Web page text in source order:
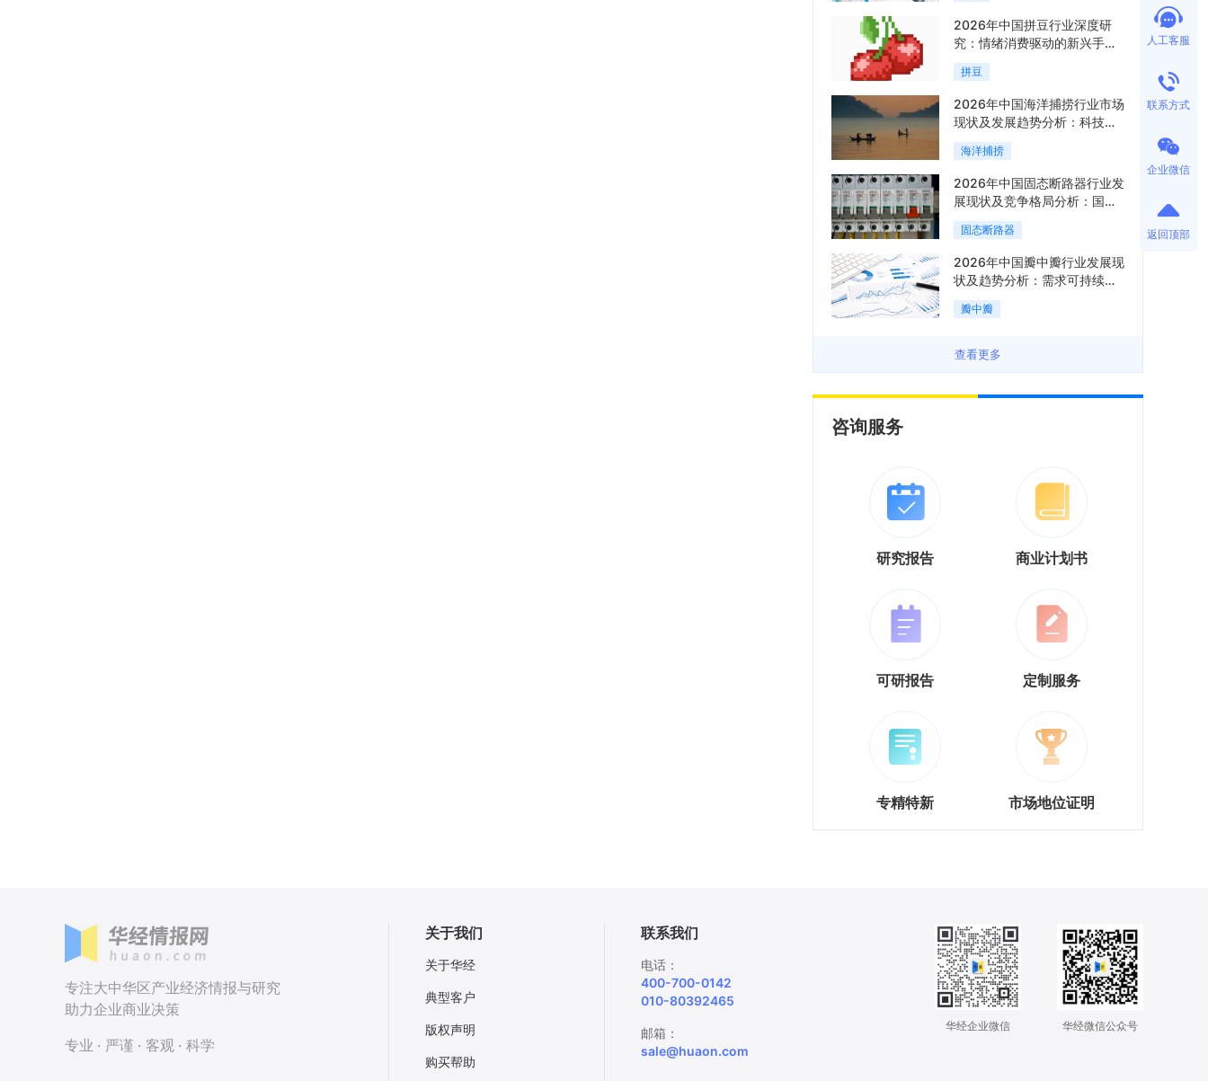
2026年中国拼豆行业深度研
究：情绪消费驱动的新兴手工
赛道「图」
拼豆
2026年中国海洋捕捞行业市场
现状及发展趋势分析：科技赋
能与智能化转型加速「图」
海洋捕捞
2026年中国固态断路器行业发
展现状及竞争格局分析：国际
巨头领跑技术，国内企业加速
追赶「图」
固态断路器
2026年中国瓣中瓣行业发展现
状及趋势分析：需求可持续释
放，市场发展前景良好「图」
瓣中瓣
查看更多
咨询服务
研究报告 商业计划书
可研报告 定制服务
专精特新 市场地位证明
人工客服
联系方式
企业微信
返回顶部
专注大中华区产业经济情报与研究
助力企业商业决策
专业 · 严谨 · 客观 · 科学
关于我们
关于华经
典型客户
版权声明
购买帮助
联系我们
电话：
400-700-0142
010-80392465
邮箱：
sale@huaon.com
华经企业微信 华经微信公众号